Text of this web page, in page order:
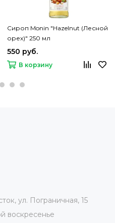
Сироп Monin "Hazelnut (Лесной
орех)" 250 мл
550 руб.
В корзину
ул. Пограничная, 15
воскресенье